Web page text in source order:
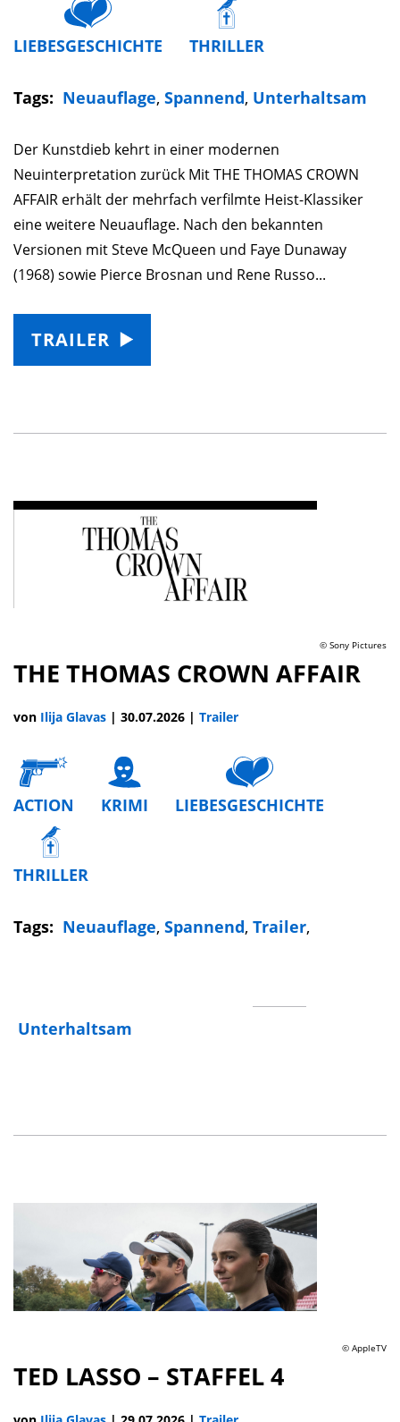
LIEBESGESCHICHTE THRILLER
Tags: Neuauflage, Spannend, Unterhaltsam
Der Kunstdieb kehrt in einer modernen
Neuinterpretation zurück Mit THE THOMAS CROWN
AFFAIR erhält der mehrfach verfilmte Heist-Klassiker
eine weitere Neuauflage. Nach den bekannten
Versionen mit Steve McQueen und Faye Dunaway
(1968) sowie Pierce Brosnan und Rene Russo...
TRAILER
© Sony Pictures
THE THOMAS CROWN AFFAIR
von Ilija Glavas | 30.07.2026 | Trailer
ACTION KRIMI LIEBESGESCHICHTE
THRILLER
Tags: Neuauflage, Spannend, Trailer,
Unterhaltsam
© AppleTV
TED LASSO – STAFFEL 4